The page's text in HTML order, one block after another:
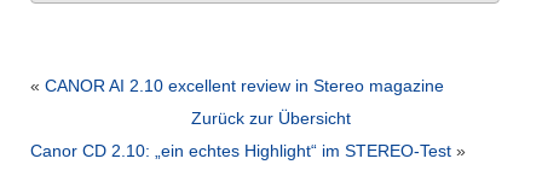
« CANOR AI 2.10 excellent review in Stereo magazine
Zurück zur Übersicht
Canor CD 2.10: „ein echtes Highlight“ im STEREO-Test »